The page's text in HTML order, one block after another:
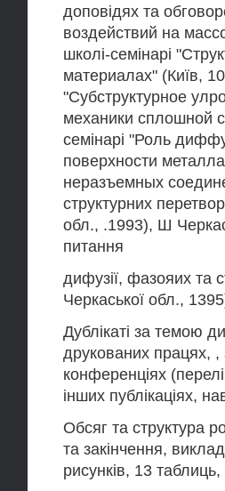
доповідях та
воздействий на
школі-семінарі
материалах" (Київ,
"Субструктурное
механики сплошной
семінарі "Роль
поверхности
неразъемных
структурних
обл., .1993), Ш
питання
дифузії, фазояих та
Черкаської обл.,
Дублікаті за темою
друкованих працях, ,
конференціях
інших публікаціях,
Обсяг та структура
та закінчення,
рисунків, 13